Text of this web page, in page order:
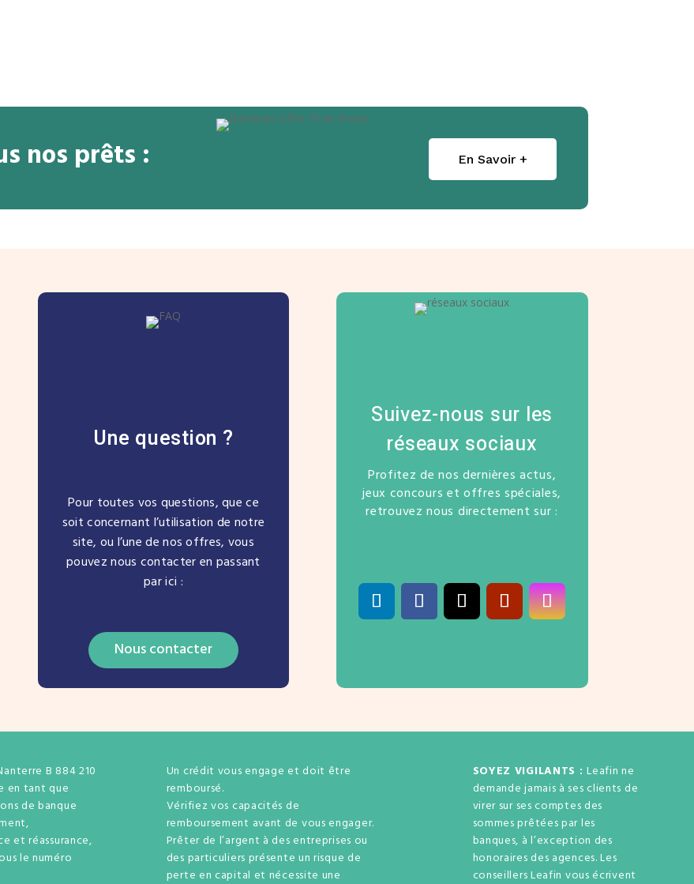
nos prêts : En Savoir +
Une question ?
Pour toutes vos questions, que ce
soit concernant l’utilisation de notre
site, ou l’une de nos offres, vous
pouvez nous contacter en passant
par ici :
Nous contacter
Suivez-nous sur les
réseaux sociaux
Profitez de nos dernières actus,
jeux concours et offres spéciales,
retrouvez nous directement sur :
B 884 210
en tant que
de banque
et réassurance,
le numéro
Un crédit vous engage et doit être
remboursé.
Vérifiez vos capacités de
remboursement avant de vous engager.
Prêter de l’argent à des entreprises ou
des particuliers présente un risque de
perte en capital et nécessite une
SOYEZ VIGILANTS :Leafin ne
demande jamais à ses clients de
virer sur ses comptes des
sommes prêtées par les
banques, à l’exception des
honoraires des agences. Les
conseillers Leafin vous écrivent